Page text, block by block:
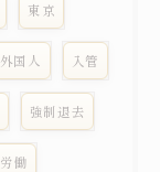
東京
外国人 入管
強制退去
労働